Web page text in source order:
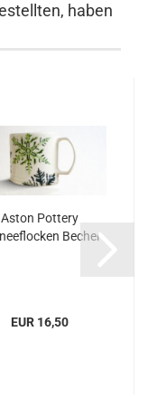
haben
Aston Pottery
Becher
EUR 16,50